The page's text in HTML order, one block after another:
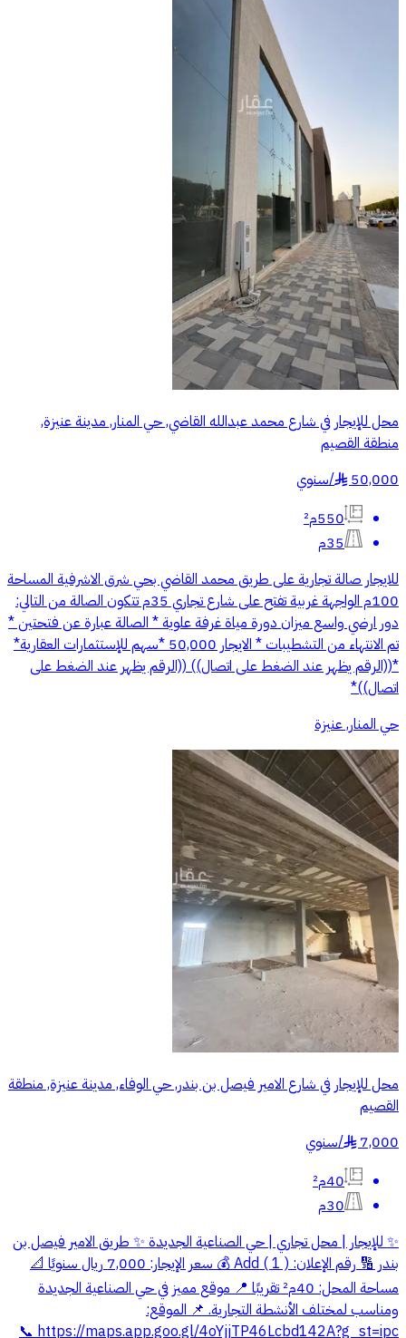
محل للإيجار في شارع محمد عبدالله القاضي, حي المنار, مدينة عنيزة,
منطقة القصيم
50,000
§
/سنوي
550م²
35م
للايجار صالة تجارية على طريق محمد القاضي بحي شرق الاشرفية المساحة
100م الواجهة غربية تفتح على شارع تجاري 35م تتكون الصالة من التالي:
دور ارضي واسع ميزان دورة مياة غرفة علوية * الصالة عبارة عن فتحتين *
تم الانتهاء من التشطيبات * الايجار 50,000 *سهم للإستثمارات العقارية*
*((الرقم يظهر عند الضغط على اتصال)) ‎((الرقم يظهر عند الضغط على
اتصال))*
حي المنار, عنيزة
محل للإيجار في شارع الامير فيصل بن بندر, حي الوفاء, مدينة عنيزة, منطقة
القصيم
7,000
§
/سنوي
40م²
30م
✨ للإيجار | محل تجاري | حي الصناعية الجديدة ✨ طريق الامير فيصل بن
بندر 🔢 رقم الإعلان: Add ( 1 ) 💰 سعر الإيجار: 7,000 ريال سنويًا 📐
مساحة المحل: 40م² تقريبًا 📍 موقع مميز في حي الصناعية الجديدة
ومناسب لمختلف الأنشطة التجارية. 📌 الموقع:
https://maps.app.goo.gl/4oYjjTP46Lcbd142A?g_st=ipc 📞